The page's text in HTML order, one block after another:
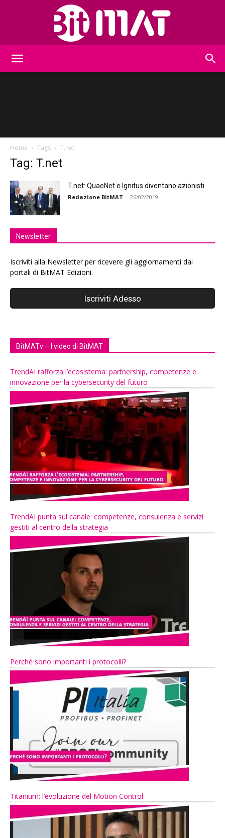
Home Tags T.net
Tag: T.net
T.net: QuaeNet e Ignitus diventano azionisti
Redazione BitMAT - 26/02/2019
Newsletter
Iscriviti alla Newsletter per ricevere gli aggiornamenti dai
portali di BitMAT Edizioni.
BitMATv – I video di BitMAT
TrendAI rafforza l’ecosistema: partnership, competenze e
innovazione per la cybersecurity del futuro
TrendAI punta sul canale: competenze, consulenza e servizi
gestiti al centro della strategia
Perché sono importanti i protocolli?
Titanium: l’evoluzione del Motion Control